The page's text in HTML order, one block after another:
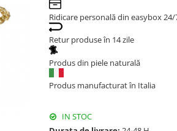
Ridicare personală din easybox 24/
Retur produse în 14 zile
Produs din piele naturală
Produs manufacturat în Italia
IN STOC